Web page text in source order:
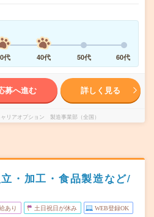
代 40代 50代 60代
募へ進む 詳しく見る
リアオプション 製造事業部（全国）
・加工・食品製造など/
あり 土日祝日が休み WEB登録OK